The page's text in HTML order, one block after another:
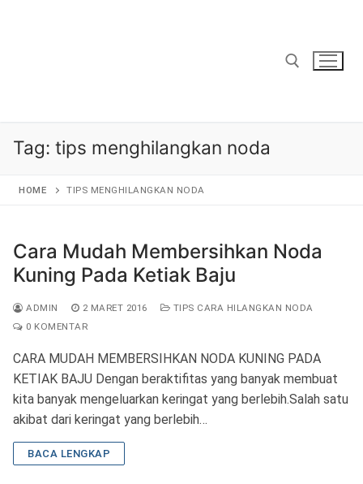
Tag: tips menghilangkan noda
HOME TIPS MENGHILANGKAN NODA
Cara Mudah Membersihkan Noda
Kuning Pada Ketiak Baju
ADMIN 2 MARET 2016
TIPS CARA HILANGKAN NODA
0 KOMENTAR
CARA MUDAH MEMBERSIHKAN NODA KUNING PADA
KETIAK BAJU Dengan beraktifitas yang banyak membuat
kita banyak mengeluarkan keringat yang berlebih.Salah satu
akibat dari keringat yang berlebih…
BACA LENGKAP